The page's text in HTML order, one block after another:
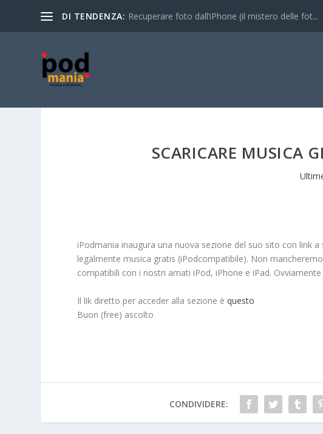
DI TENDENZA: Recuperare foto dall’iPhone (il mistero delle fot...
SCARICARE MUSICA
iPodmania inaugura una nuova sezione del suo sito con link
legalmente musica gratis (iPodcompatibile). Non
compatibili con i nostri amati iPod, iPhone e iPad.
Il lik diretto per acceder alla sezione èquesto
Buon (free) ascolto
CONDIVIDERE: